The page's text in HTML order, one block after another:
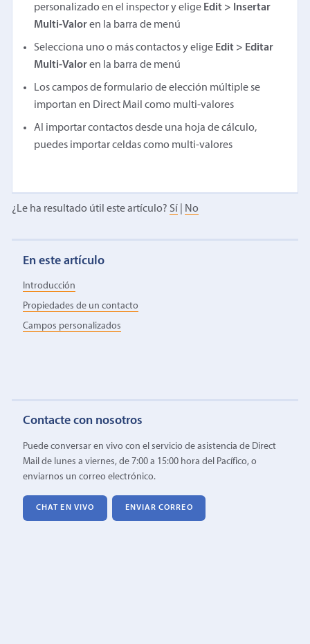
personalizado en el inspector y elige Edit > Insertar
Multi-Valoren la barra de menú
Selecciona uno o más contactos y elige Edit > Editar
Multi-Valoren la barra de menú
Los campos de formulario de elección múltiple se
importan en Direct Mail como multi-valores
Al importar contactos desde una hoja de cálculo,
puedes importar celdas como multi-valores
¿Le ha resultado útil este artículo? Sí No
En este artículo
Introducción
Propiedades de un contacto
Campos personalizados
Contacte con nosotros
Puede conversar en vivo con el servicio de asistencia de Direct
Mail de lunes a viernes, de 7:00 a 15:00 hora del Pacífico, o
enviarnos un correo electrónico.
CHAT EN VIVO ENVIAR CORREO